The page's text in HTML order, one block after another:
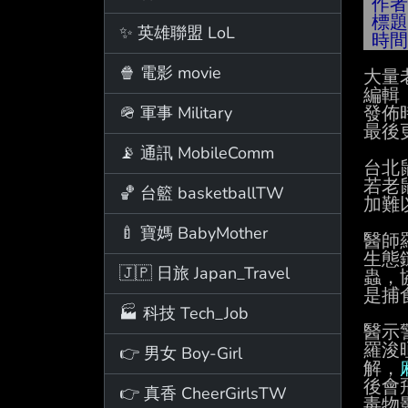
✨ 英雄聯盟 LoL
🍿 電影 movie
🪖 軍事 Military
📡 通訊 MobileComm
🏀 台籃 basketballTW
🍼 寶媽 BabyMother
🇯🇵 日旅 Japan_Travel
🏭 科技 Tech_Job
👉 男女 Boy-Girl
👉 真香 CheerGirlsTW
標題
時間
大量
編輯
發佈
最後
台北
若老
加難
醫師
生態
蟲，
是捕
醫示
羅浚
解，
後會